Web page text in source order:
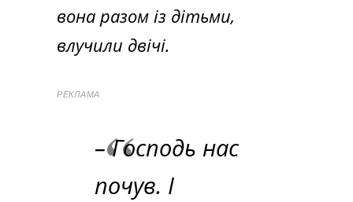
вона разом із дітьми,
влучили двічі.
РЕКЛАМА
– Господь нас
почув. І